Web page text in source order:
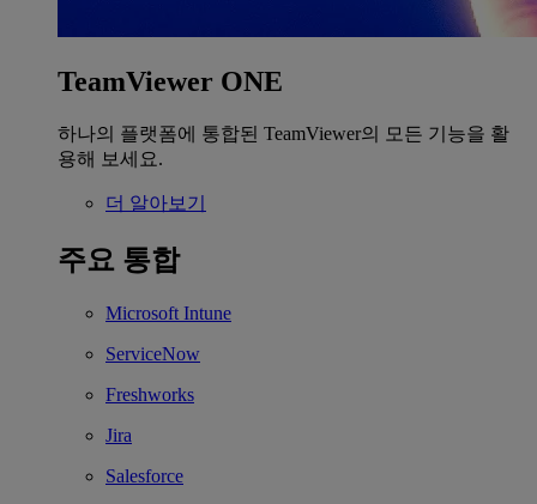
TeamViewer ONE
하나의 플랫폼에 통합된 TeamViewer의 모든 기능을 활
용해 보세요.
더 알아보기
주요 통합
Microsoft Intune
ServiceNow
Freshworks
Jira
Salesforce